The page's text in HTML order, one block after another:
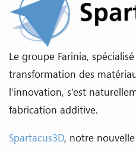
Le groupe Farinia,
transformation des
l’innovation, s’est
fabrication additive.
Spartacus3D, notre